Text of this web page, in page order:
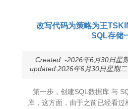
改写代码为策略为王
SQL存储
Created: -2026年6月30日星
updated:2026年6月30日星期
第一步，创建SQL数据库 与
库，这方面，由于之前已经看过